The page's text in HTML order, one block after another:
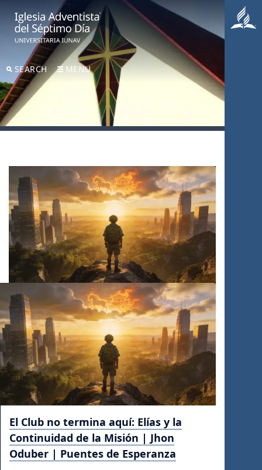
SEARCH MENU
El Club no termina aquí: Elías y la
Continuidad de la Misión | Jhon
Oduber | Puentes de Esperanza